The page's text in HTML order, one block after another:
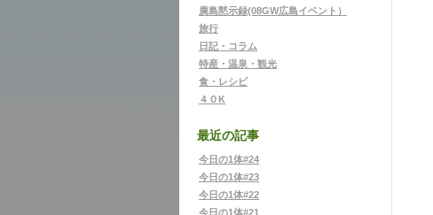
廣島黙示録(08GW広島イベント）
旅行
日記・コラム
特産・温泉・観光
食・レシピ
４０K
最近の記事
今日の1体#24
今日の1体#23
今日の1体#22
今日の1体#21